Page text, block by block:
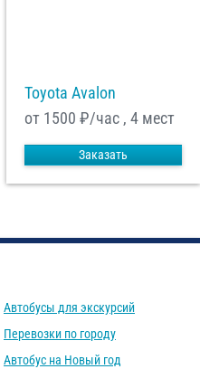
Toyota Avalon
от 1500 ₽/час , 4 мест
Заказать
Автобусы для экскурсий
Перевозки по городу
Автобус на Новый год